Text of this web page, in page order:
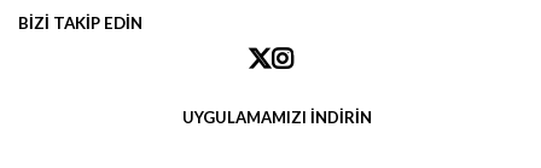
BİZİ TAKİP EDİN
UYGULAMAMIZI İNDİRİN